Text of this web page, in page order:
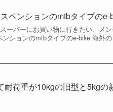
ペンションのmtbタイプの
ーパーにお買い物に行きたい、メ
ンションのmtbタイプのe-bike 海外
荷重が10kgの旧型と5kgの